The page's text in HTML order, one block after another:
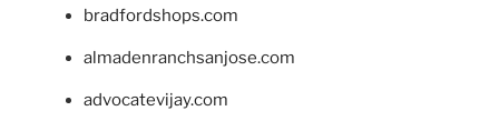
bradfordshops.com
almadenranchsanjose.com
advocatevijay.com